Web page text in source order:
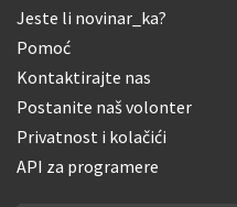
Jeste li novinar_ka?
Pomoć
Kontaktirajte nas
Postanite naš volonter
Privatnost i kolačići
API za programere